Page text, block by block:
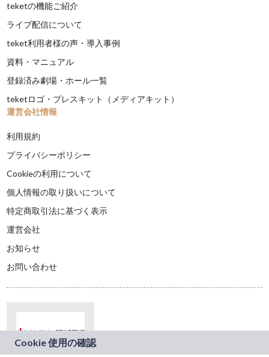
teketの機能ご紹介
ライブ配信について
teket利用者様の声・導入事例
資料・マニュアル
登録済み劇場・ホール一覧
teketロゴ・プレスキット（メディアキット）
運営会社情報
利用規約
プライバシーポリシー
Cookieの利用について
個人情報の取り扱いについて
特定商取引法に基づく表示
運営会社
お知らせ
お問い合わせ